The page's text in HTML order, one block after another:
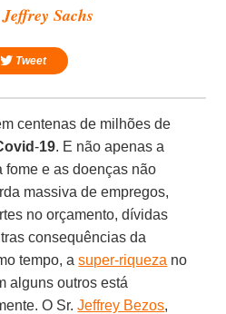
Sachs
Tweet
centenas de milhões de
-19. E não apenas a
fome e as doenças não
massiva de empregos,
no orçamento, dívidas
consequências da
tempo, asuper-riqueza no
alguns outros está
O Sr.Jeffrey Bezos,